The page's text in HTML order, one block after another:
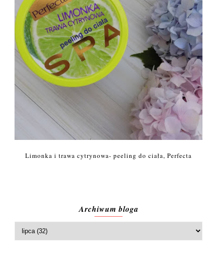
Limonka i trawa cytrynowa- peeling do ciała, Perfecta
Archiwum bloga